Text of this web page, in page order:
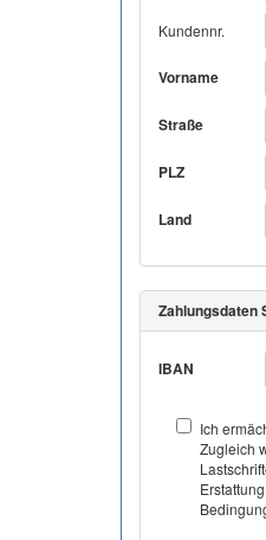
Kundennr.
Vorname
Straße
PLZ
Land
Zahlungsdaten
IBAN
Ich
Zugleich